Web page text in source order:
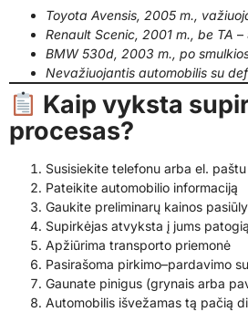
Toyota Avensis, 2005 m.,
Renault Scenic, 2001 m., be TA –
BMW 530d, 2003 m., po
Nevažiuojantis automobilis su
Kaip vyksta
procesas?
Susisiekite telefonu arba el. paštu
Pateikite automobilio informaciją
Gaukite preliminarų kainos
Supirkėjas atvyksta į jums
Apžiūrima transporto priemonė
Pasirašoma pirkimo–pardavimo
Gaunate pinigus (grynais arba
Automobilis išvežamas tą pačią